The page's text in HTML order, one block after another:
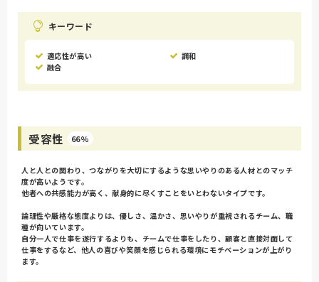
キーワード
適応性が高い
調和
融合
受容性 66%
人と人との関わり、つながりを大切にするような思いやりのある人材とのマッチ
度が高いようです。
他者への共感能力が高く、献身的に尽くすことをいとわないタイプです。
論理性や厳格な態度よりは、優しさ、温かさ、思いやりが重視されるチーム、職
種が向いています。
自分一人で仕事を遂行するよりも、チームで仕事をしたり、顧客と直接対面して
仕事をするなど、他人の喜びや笑顔を感じられる環境にモチベーションが上がり
ます。